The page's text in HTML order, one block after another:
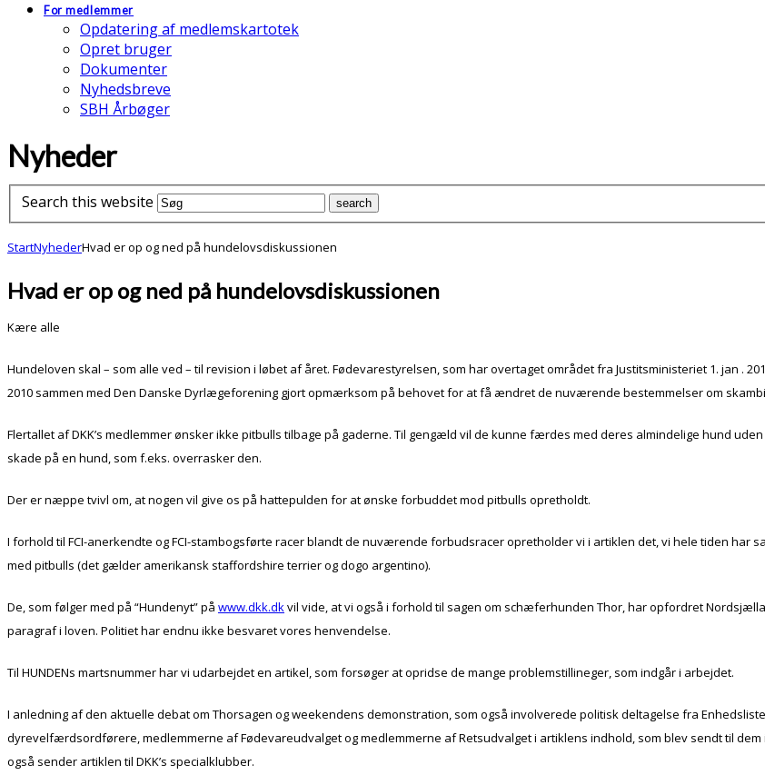
For medlemmer
Opdatering af medlemskartotek
Opret bruger
Dokumenter
Nyhedsbreve
SBH Årbøger
Nyheder
Search this website
StartNyhederHvad er op og ned på hundelovsdiskussionen
Hvad er op og ned på hundelovsdiskussionen
Kære alle
Hundeloven skal – som alle ved – til revision i løbet af året. Fødevarestyrelsen, som har overtaget området fra Justitsministeriet 1. jan .
2010 sammen med Den Danske Dyrlægeforening gjort opmærksom på behovet for at få ændret de nuværende bestemmelser om
Flertallet af DKK’s medlemmer ønsker ikke pitbulls tilbage på gaderne. Til gengæld vil de kunne færdes med deres almindelige hund
skade på en hund, som f.eks. overrasker den.
Der er næppe tvivl om, at nogen vil give os på hattepulden for at ønske forbuddet mod pitbulls opretholdt.
I forhold til FCI-anerkendte og FCI-stambogsførte racer blandt de nuværende forbudsracer opretholder vi i artiklen det, vi hele tiden
med pitbulls (det gælder amerikansk staffordshire terrier og dogo argentino).
De, som følger med på “Hundenyt” på www.dkk.dkvil vide, at vi også i forhold til sagen om schæferhunden Thor, har opfordret
paragraf i loven. Politiet har endnu ikke besvaret vores henvendelse.
Til HUNDENs martsnummer har vi udarbejdet en artikel, som forsøger at opridse de mange problemstillineger, som indgår i arbejdet.
I anledning af den aktuelle debat om Thorsagen og weekendens demonstration, som også involverede politisk deltagelse fra
dyrevelfærdsordførere, medlemmerne af Fødevareudvalget og medlemmerne af Retsudvalget i artiklens indhold, som blev sendt til
også sender artiklen til DKK’s specialklubber.